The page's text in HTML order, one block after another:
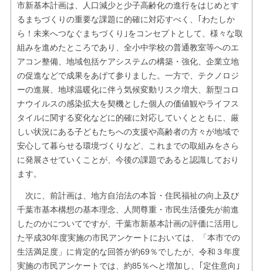
市新基本計画は、人口減少と少子高齢化の進行をはじめとす
るまちづくりの重要な課題に的確に対応すべく、｢わたしか
ら！未来へつなぐまちづくり｣をコンセプトとして、様々な取
組みを進めたところであり、全小中学校の普通教室等へのエ
アコン整備、地域包括ケアシステムの構築・強化、企業立地
の促進などで成果をあげて参りました。一方で、テクノロジ
ーの進展、地球温暖化に伴う気候変動リスク増大、新型コロ
ナウイルスの感染拡大を契機とした個人の価値観やライフス
タイルに関する変化などに的確に対応していくとともに、厳
しい状況にある子どもたちへの支援や高齢者の方々が地域で
安心して暮らせる環境づくりなど、これまでの取組みをさら
に発展させていくことが、今後の課題であると認識しており
ます。
次に、前計画は、地方自治法の本旨・住民福祉の向上及び
千葉市基本構想の基本理念、人間尊重・市民生活優先が前進
したのかについてですが、千葉市新基本計画の評価に活用し
た平成30年度実施の市民アンケートにおいては、「本市での
生活満足度」に肯定的な回答が約69％でしたが、令和３年度
実施の市民アンケートでは、約85％へと増加し、｢定住意向｣